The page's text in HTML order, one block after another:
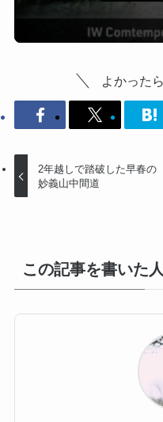
よかった
2年越しで踏破した早春の
妙義山中間道
この記事を書いた人